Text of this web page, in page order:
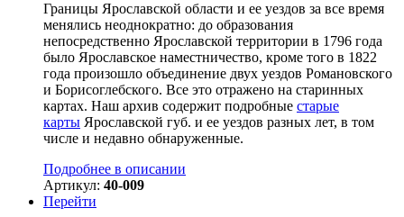
Границы Ярославской области и ее уездов за все время
менялись неоднократно: до образования
непосредственно Ярославской территории в 1796 года
было Ярославское наместничество, кроме того в 1822
года произошло объединение двух уездов Романовского
и Борисоглебского. Все это отражено на старинных
картах. Наш архив содержит подробные старые
карты Ярославской губ. и ее уездов разных лет, в том
числе и недавно обнаруженные.
Подробнее в описании
Артикул: 40-009
Перейти